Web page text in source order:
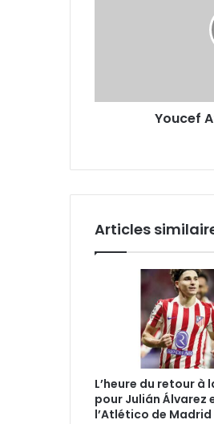
Youcef
Articles
L’heure du retour à
pour Julián Álvarez
l’Atlético de Madrid